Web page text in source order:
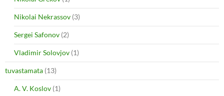
Nikolai Nekrassov (3)
Sergei Safonov (2)
Vladimir Solovjov (1)
tuvastamata (13)
A. V. Koslov (1)